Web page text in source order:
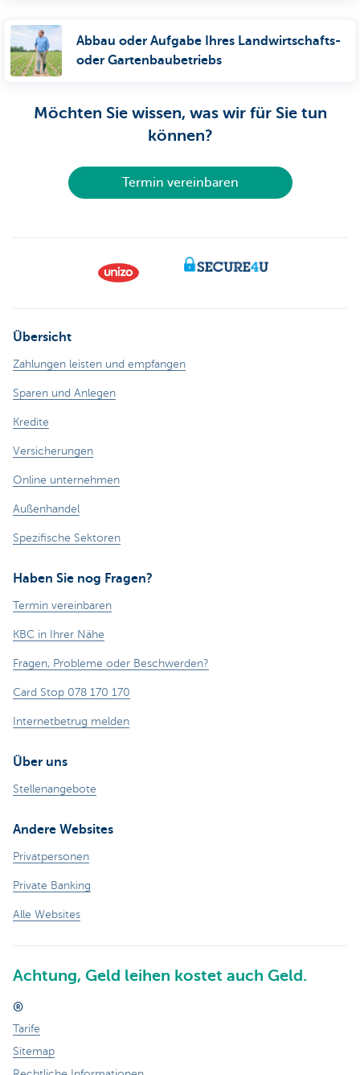
Abbau oder Aufgabe Ihres Landwirtschafts-
oder Gartenbaubetriebs
Möchten Sie wissen, was wir für Sie tun
können?
Termin vereinbaren
Übersicht
Zahlungen leisten und empfangen
Sparen und Anlegen
Kredite
Versicherungen
Online unternehmen
Außenhandel
Spezifische Sektoren
Haben Sie nog Fragen?
Termin vereinbaren
KBC in Ihrer Nähe
Fragen, Probleme oder Beschwerden?
Card Stop 078 170 170
Internetbetrug melden
Über uns
Stellenangebote
Andere Websites
Privatpersonen
Private Banking
Alle Websites
Achtung, Geld leihen kostet auch Geld.
®
Tarife
Sitemap